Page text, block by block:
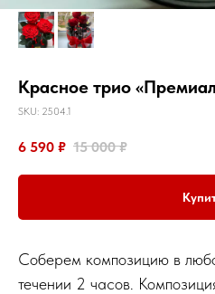
Красное трио
SKU: 2504.1
6 590 ₽ 15 000 ₽
Соберем композицию в
течении 2 часов.